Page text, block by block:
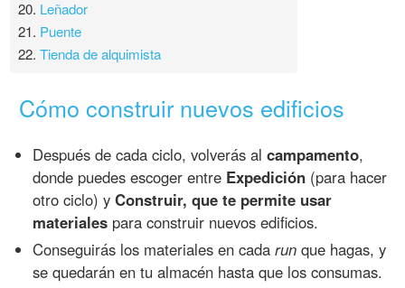
20. Leñador
21. Puente
22.Tienda de alquimista
Cómo construir nuevos edificios
Después de cada ciclo, volverás alcampamento,
donde puedes escoger entre Expedición (para hacer
otro ciclo) yConstruir, que te permite usar
materiales para construir nuevos edificios.
Conseguirás los materiales en cadarun que hagas, y
se quedarán en tu almacén hasta que los consumas.